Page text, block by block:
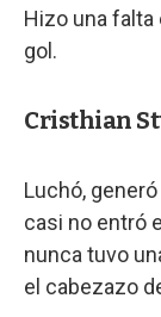
Hizo una falta
gol.
Cristhian
Luchó,
casi no entró
nunca tuvo
el cabezazo